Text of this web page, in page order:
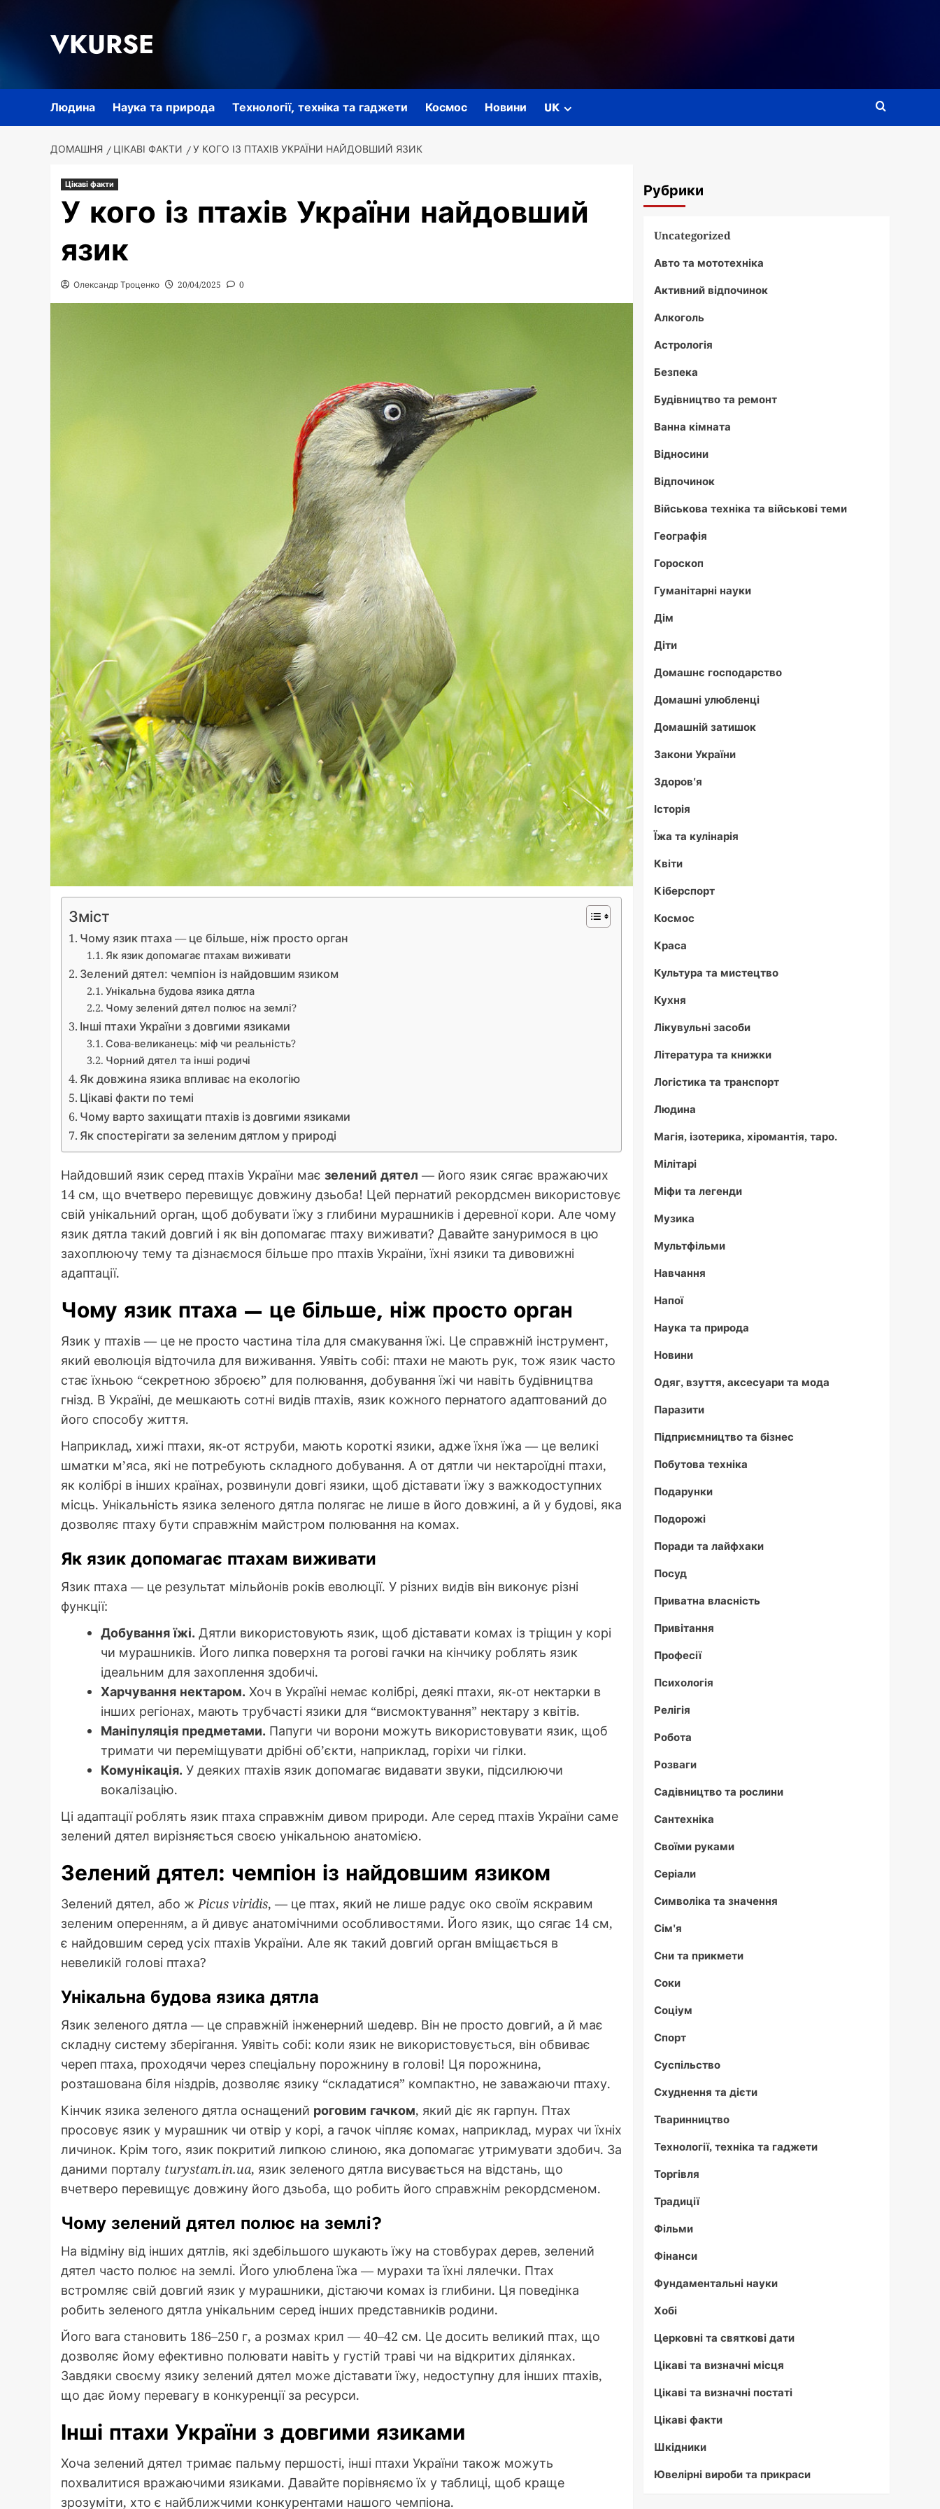
VKURSE
Людина Наука та природа Технології, техніка та гаджети Космос Новини UK
ДОМАШНЯ ЦІКАВІ ФАКТИ У КОГО ІЗ ПТАХІВ УКРАЇНИ НАЙДОВШИЙ ЯЗИК
Цікаві факти
У кого із птахів України найдовший
язик
Олександр Троценко 20/04/2025 0
Зміст
Чому язик птаха — це більше, ніж просто орган
Як язик допомагає птахам виживати
Зелений дятел: чемпіон із найдовшим язиком
Унікальна будова язика дятла
Чому зелений дятел полює на землі?
Інші птахи України з довгими язиками
Сова-великанець: міф чи реальність?
Чорний дятел та інші родичі
Як довжина язика впливає на екологію
Цікаві факти по темі
Чому варто захищати птахів із довгими язиками
Як спостерігати за зеленим дятлом у природі
Найдовший язик серед птахів України має зелений дятел — його язик сягає вражаючих
14 см, що вчетверо перевищує довжину дзьоба! Цей пернатий рекордсмен використовує
свій унікальний орган, щоб добувати їжу з глибини мурашників і деревної кори. Але чому
язик дятла такий довгий і як він допомагає птаху виживати? Давайте зануримося в цю
захоплюючу тему та дізнаємося більше про птахів України, їхні язики та дивовижні
адаптації.
Чому язик птаха — це більше, ніж просто орган
Язик у птахів — це не просто частина тіла для смакування їжі. Це справжній інструмент,
який еволюція відточила для виживання. Уявіть собі: птахи не мають рук, тож язик часто
стає їхньою “секретною зброєю” для полювання, добування їжі чи навіть будівництва
гнізд. В Україні, де мешкають сотні видів птахів, язик кожного пернатого адаптований до
його способу життя.
Наприклад, хижі птахи, як-от яструби, мають короткі язики, адже їхня їжа — це великі
шматки м’яса, які не потребують складного добування. А от дятли чи нектароїдні птахи,
як колібрі в інших країнах, розвинули довгі язики, щоб діставати їжу з важкодоступних
місць. Унікальність язика зеленого дятла полягає не лише в його довжині, а й у будові, яка
дозволяє птаху бути справжнім майстром полювання на комах.
Як язик допомагає птахам виживати
Язик птаха — це результат мільйонів років еволюції. У різних видів він виконує різні
функції:
Добування їжі. Дятли використовують язик, щоб діставати комах із тріщин у корі
чи мурашників. Його липка поверхня та рогові гачки на кінчику роблять язик
ідеальним для захоплення здобичі.
Харчування нектаром. Хоч в Україні немає колібрі, деякі птахи, як-от нектарки в
інших регіонах, мають трубчасті язики для “висмоктування” нектару з квітів.
Маніпуляція предметами. Папуги чи ворони можуть використовувати язик, щоб
тримати чи переміщувати дрібні об’єкти, наприклад, горіхи чи гілки.
Комунікація. У деяких птахів язик допомагає видавати звуки, підсилюючи
вокалізацію.
Ці адаптації роблять язик птаха справжнім дивом природи. Але серед птахів України саме
зелений дятел вирізняється своєю унікальною анатомією.
Зелений дятел: чемпіон із найдовшим язиком
Зелений дятел, або ж Picus viridis, — це птах, який не лише радує око своїм яскравим
зеленим оперенням, а й дивує анатомічними особливостями. Його язик, що сягає 14 см,
є найдовшим серед усіх птахів України. Але як такий довгий орган вміщається в
невеликій голові птаха?
Унікальна будова язика дятла
Язик зеленого дятла — це справжній інженерний шедевр. Він не просто довгий, а й має
складну систему зберігання. Уявіть собі: коли язик не використовується, він обвиває
череп птаха, проходячи через спеціальну порожнину в голові! Ця порожнина,
розташована біля ніздрів, дозволяє язику “складатися” компактно, не заважаючи птаху.
Кінчик язика зеленого дятла оснащений роговим гачком, який діє як гарпун. Птах
просовує язик у мурашник чи отвір у корі, а гачок чіпляє комах, наприклад, мурах чи їхніх
личинок. Крім того, язик покритий липкою слиною, яка допомагає утримувати здобич. За
даними порталу turystam.in.ua, язик зеленого дятла висувається на відстань, що
вчетверо перевищує довжину його дзьоба, що робить його справжнім рекордсменом.
Чому зелений дятел полює на землі?
На відміну від інших дятлів, які здебільшого шукають їжу на стовбурах дерев, зелений
дятел часто полює на землі. Його улюблена їжа — мурахи та їхні лялечки. Птах
встромляє свій довгий язик у мурашники, дістаючи комах із глибини. Ця поведінка
робить зеленого дятла унікальним серед інших представників родини.
Його вага становить 186–250 г, а розмах крил — 40–42 см. Це досить великий птах, що
дозволяє йому ефективно полювати навіть у густій траві чи на відкритих ділянках.
Завдяки своєму язику зелений дятел може діставати їжу, недоступну для інших птахів,
що дає йому перевагу в конкуренції за ресурси.
Інші птахи України з довгими язиками
Хоча зелений дятел тримає пальму першості, інші птахи України також можуть
похвалитися вражаючими язиками. Давайте порівняємо їх у таблиці, щоб краще
зрозуміти, хто є найближчими конкурентами нашого чемпіона.
Рубрики
Uncategorized
Авто та мототехніка
Активний відпочинок
Алкоголь
Астрологія
Безпека
Будівництво та ремонт
Ванна кімната
Відносини
Відпочинок
Військова техніка та військові теми
Географія
Гороскоп
Гуманітарні науки
Дім
Діти
Домашнє господарство
Домашні улюбленці
Домашній затишок
Закони України
Здоров'я
Історія
Їжа та кулінарія
Квіти
Кіберспорт
Космос
Краса
Культура та мистецтво
Кухня
Лікувульні засоби
Література та книжки
Логістика та транспорт
Людина
Магія, ізотерика, хіромантія, таро.
Мілітарі
Міфи та легенди
Музика
Мультфільми
Навчання
Напої
Наука та природа
Новини
Одяг, взуття, аксесуари та мода
Паразити
Підприємництво та бізнес
Побутова техніка
Подарунки
Подорожі
Поради та лайфхаки
Посуд
Приватна власність
Привітання
Професії
Психологія
Релігія
Робота
Розваги
Садівництво та рослини
Сантехніка
Своїми руками
Серіали
Символіка та значення
Сім'я
Сни та прикмети
Соки
Соціум
Спорт
Суспільство
Схуднення та дієти
Тваринництво
Технології, техніка та гаджети
Торгівля
Традиції
Фільми
Фінанси
Фундаментальні науки
Хобі
Церковні та святкові дати
Цікаві та визначні місця
Цікаві та визначні постаті
Цікаві факти
Шкідники
Ювелірні вироби та прикраси